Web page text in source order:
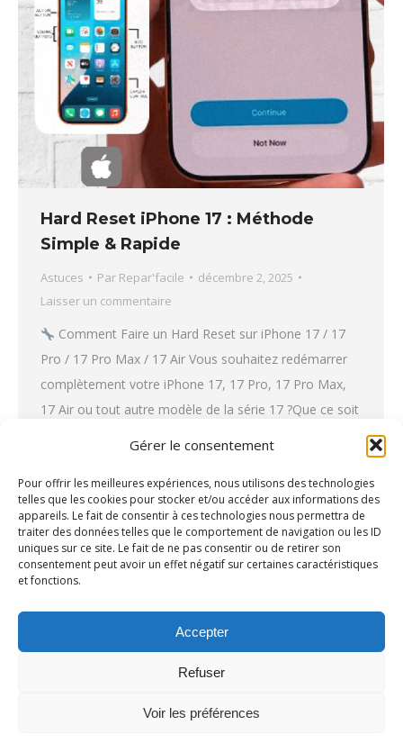
Gérer le consentement
Pour offrir les meilleures expériences, nous utilisons des technologies
telles que les cookies pour stocker et/ou accéder aux informations des
appareils. Le fait de consentir à ces technologies nous permettra de
traiter des données telles que le comportement de navigation ou les ID
uniques sur ce site. Le fait de ne pas consentir ou de retirer son
consentement peut avoir un effet négatif sur certaines caractéristiques
et fonctions.
Accepter
Refuser
Voir les préférences
Hard Reset iPhone 17 : Méthode
Simple & Rapide
Astuces Par Repar'facile
décembre 2, 2025
Laisser un commentaire
Comment Faire un Hard Reset sur iPhone 17 / 17
Pro / 17 Pro Max / 17 Air Vous souhaitez redémarrer
complètement votre iPhone 17, 17 Pro, 17 Pro Max,
17 Air ou tout autre modèle de la série 17 ?Que ce soit
1 2 →